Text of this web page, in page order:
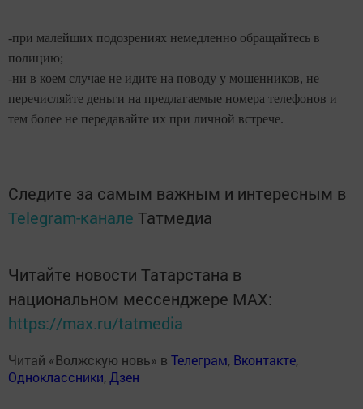
-при малейших подозрениях немедленно обращайтесь в
полицию;
-ни в коем случае не идите на поводу у мошенников, не
перечисляйте деньги на предлагаемые номера телефонов и
тем более не передавайте их при личной встрече.
Следите за самым важным и интересным в
Telegram-канале Татмедиа
Читайте новости Татарстана в
национальном мессенджере MАХ:
https://max.ru/tatmedia
Читай «Волжскую новь» в Телеграм, Вконтакте,
Одноклассники, Дзен